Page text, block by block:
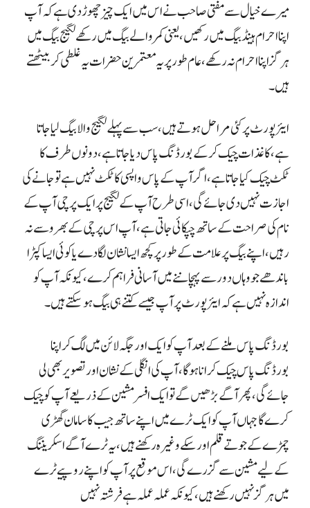
میرے خیال سے مفتی صاحب نے اس میں ایک چیز چھوڑ دی ہے کہ آپ
اپنا احرام ہینڈ بیگ میں رکھیں، یعنی کمر والے بیگ میں رکھے لگیج بیگ میں
ہرگز اپنا احرام نہ رکھے، عام طور پر یہ معتمرین حضرات یہ غلطی کر بیٹھتے
ہیں۔
ایئرپورٹ پر کئی مراحل ہوتے ہیں، سب سے پہلے لگیج والا بیگ لیا جاتا
ہے، کاغذات چیک کر کے بورڈنگ پاس دیا جاتا ہے، دونوں طرف کا
ٹکٹ چیک کیا جاتا ہے، اگر آپ کے پاس واپسی کا ٹکٹ نہیں ہے تو جانے کی
اجازت نہیں دی جائے گی، اسی طرح آپ کے لگیج پر ایک پرچی آپ کے
نام کی صراحت کے ساتھ چپکائی جاتی ہے، آپ اس پرچی کے بھروسے نہ
رہیں، اپنے بیگ پر علامت کے طور پر کچھ ایسا نشان لگا دے یا کوئی ایسا کپڑا
باندھے جو وہاں دور سے پہچاننے میں آسانی فراہم کرے، کیونکہ آپ کو
اندازہ نہیں ہے کہ ایئرپورٹ پر آپ جیسے کتنے ہی بیگ ہو سکتے ہیں۔
بورڈنگ پاس ملنے کے بعد آپ کوایک اور جگہ لائن میں لگ کر اپنا
بورڈنگ پاس چیک کرانا ہوگا، آپ کی انگلی کے نشان اور تصویر بھی لی
جائے گی، پھر آگے بڑھیں گے تو ایک افسر مشین کے ذریعے آپ کو چیک
کرے گا جہاں آپ کو ایک ٹرے میں اپنے ساتھ جیب کا سامان گھڑی
چمڑے کے جوتے قلم اور سکے وغیرہ رکھنے ہیں، یہ ٹرے آگے اسکریننگ
کے لیے مشین سے گزرے گی، اس موقع پر آپ کو اپنے روپیے ٹرے
میں ہرگز نہیں رکھنے ہیں، کیونکہ عملہ عملہ ہے فرشتہ نہیں